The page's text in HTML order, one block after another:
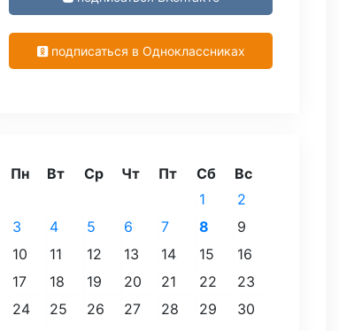
подписаться в Одноклассниках
Пн Вт Ср Чт Пт Сб
Вс
1
2
3
4 5 6 7 8
9
10
11 12 13 14 15
16
17
18 19 20 21 22
23
24
25 26 27 28 29
30